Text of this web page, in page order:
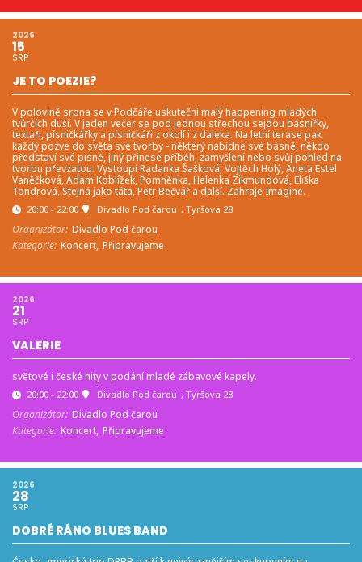
2026
15
SRP
JE TO POEZIE?
V polovině srpna se v Podčáře uskuteční malý happening mladých
tvůrčích duší. V jeden večer se pod jednou střechou sejdou básnířky,
textaři, písničkářky a písničkáři z okolí i z daleka. Na letní terase pak
každý pozve do světa své tvorby - některý nabídne své básně, někdo
představí své písně, jiný přinese příběh, zamyšlení nebo svůj pohled na
tvorbu převzatou. Vystoupí Radanka Šašková, Vojtěch Holý, Aneta Estel
Vaněčková, Adam Koblížek, Pomněnka, Helenka Zikmundová, Eliška
Tondrová, Stejná jako táta, Petr Bečvář a další. Zahraje Imagine.
20:00 - 22:00 Divadlo Pod čarou , Tyršova 28
Organizátor: Divadlo Pod čarou
Kategorie: Koncert, Připravujeme
2026
21
SRP
VALERIE
světové i české hity v podání mladé zábavové kapely.
20:00 - 22:00 Divadlo Pod čarou , Tyršova 28
Organizátor: Divadlo Pod čarou
Kategorie: Koncert, Připravujeme
2026
28
SRP
DOBRÉ RÁNO BLUES BAND